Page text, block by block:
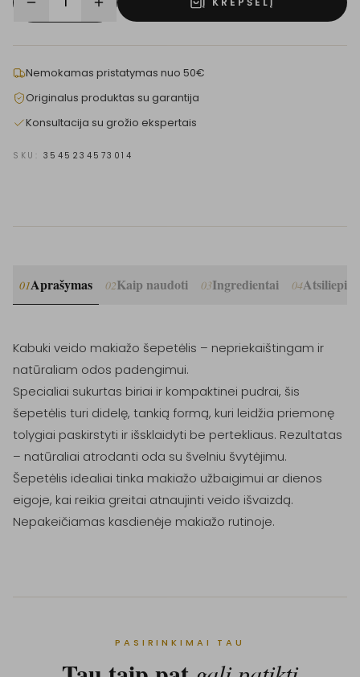
Nemokamas pristatymas nuo 50€
Originalus produktas su garantija
Konsultacija su grožio ekspertais
SKU: 3545234573014
01Aprašymas 02Kaip naudoti 03Ingredientai 04
Kabuki veido makiažo šepetėlis – nepriekaištingam ir
natūraliam odos padengimui.
Specialiai sukurtas biriai ir kompaktinei pudrai, šis
šepetėlis turi didelę, tankią formą, kuri leidžia priemonę
tolygiai paskirstyti ir išsklaidyti be pertekliaus. Rezultatas
– natūraliai atrodanti oda su švelniu švytėjimu.
Šepetėlis idealiai tinka makiažo užbaigimui ar dienos
eigoje, kai reikia greitai atnaujinti veido išvaizdą.
Nepakeičiamas kasdienėje makiažo rutinoje.
PASIRINKIMAI TAU